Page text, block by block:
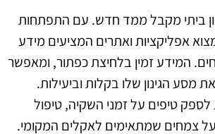
ביתי מקבל ממד חדש. עם התפתחות
אפליקציות ואתרים המציעים מידע
המידע זמין בלחיצת כפתור, ומאפשר
מסע הגינון שלו בקלות וביעילות.
לספק טיפים על זמני השקיה, טיפול
צמחים שמתאימים לאקלים המקומי.